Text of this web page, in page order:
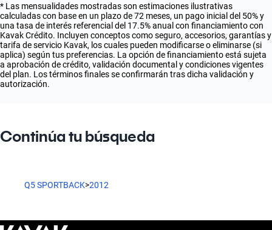
* Las mensualidades mostradas son estimaciones ilustrativas
calculadas con base en un plazo de 72 meses, un pago inicial del 50% y
una tasa de interés referencial del 17.5% anual con financiamiento con
Kavak Crédito. Incluyen conceptos como seguro, accesorios, garantías y
tarifa de servicio Kavak, los cuales pueden modificarse o eliminarse (si
aplica) según tus preferencias. La opción de financiamiento está sujeta
a aprobación de crédito, validación documental y condiciones vigentes
del plan. Los términos finales se confirmarán tras dicha validación y
autorización.
Continúa tu búsqueda
Q5 SPORTBACK>2012